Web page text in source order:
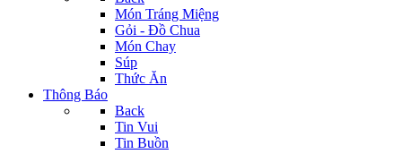
Món Tráng Miệng
Gỏi - Đồ Chua
Món Chay
Súp
Thức Ăn
Thông Báo
Back
Tin Vui
Tin Buồn